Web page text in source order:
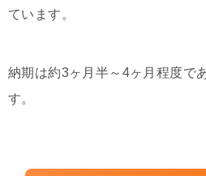
ています。
納期は約3ヶ月半～4ヶ月程度で
す。